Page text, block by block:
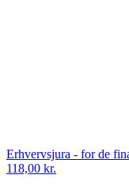
Erhvervsjura - for de
118,00 kr.